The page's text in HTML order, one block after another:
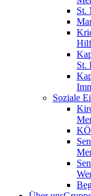
St.
Hilf
St.
Soziale